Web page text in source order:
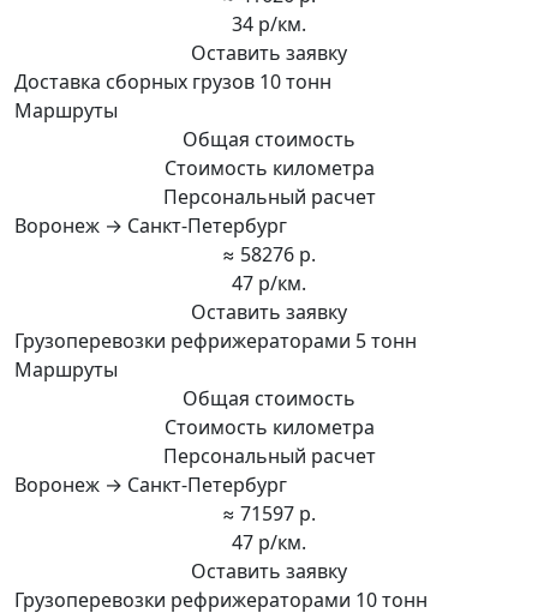
34 р/км.
Оставить заявку
Доставка сборных грузов 10 тонн
Маршруты
Общая стоимость
Стоимость километра
Персональный расчет
Воронеж → Санкт-Петербург
≈ 58276 р.
47 р/км.
Оставить заявку
Грузоперевозки рефрижераторами 5 тонн
Маршруты
Общая стоимость
Стоимость километра
Персональный расчет
Воронеж → Санкт-Петербург
≈ 71597 р.
47 р/км.
Оставить заявку
Грузоперевозки рефрижераторами 10 тонн